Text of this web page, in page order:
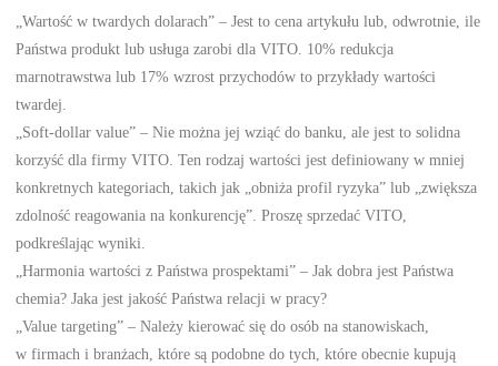
„Wartość w twardych dolarach” – Jest to cena artykułu lub, odwrotnie, ile
Państwa produkt lub usługa zarobi dla VITO. 10% redukcja
marnotrawstwa lub 17% wzrost przychodów to przykłady wartości
twardej.
„Soft-dollar value” – Nie można jej wziąć do banku, ale jest to solidna
korzyść dla firmy VITO. Ten rodzaj wartości jest definiowany w mniej
konkretnych kategoriach, takich jak „obniża profil ryzyka” lub „zwiększa
zdolność reagowania na konkurencję”. Proszę sprzedać VITO,
podkreślając wyniki.
„Harmonia wartości z Państwa prospektami” – Jak dobra jest Państwa
chemia? Jaka jest jakość Państwa relacji w pracy?
„Value targeting” – Należy kierować się do osób na stanowiskach,
w firmach i branżach, które są podobne do tych, które obecnie kupują